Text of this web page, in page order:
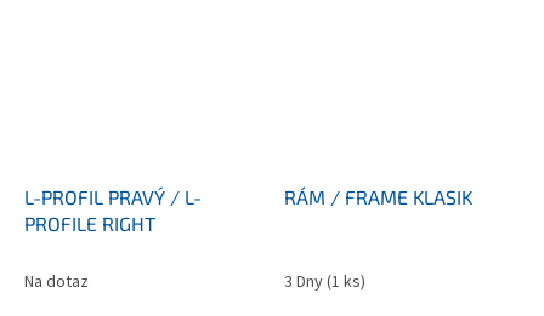
L-PROFIL PRAVÝ / L-
PROFILE RIGHT
Na dotaz
RÁM / FRAME KLASIK
3 Dny(1 ks)